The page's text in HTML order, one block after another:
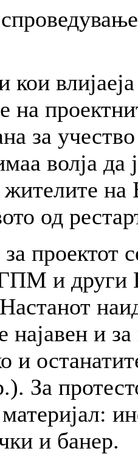
кои
на
за
волја да
на
од
проектот
и други
најавен и
и
За
и банер.